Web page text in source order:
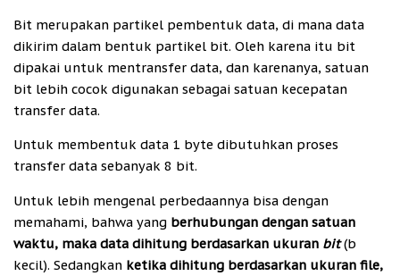
Bit merupakan partikel pembentuk data, di mana data
dikirim dalam bentuk partikel bit. Oleh karena itu bit
dipakai untuk mentransfer data, dan karenanya, satuan
bit lebih cocok digunakan sebagai satuan kecepatan
transfer data.
Untuk membentuk data 1 byte dibutuhkan proses
transfer data sebanyak 8 bit.
Untuk lebih mengenal perbedaannya bisa dengan
memahami, bahwa yang berhubungan dengan satuan
waktu, maka data dihitung berdasarkan ukuran bit (b
kecil). Sedangkan ketika dihitung berdasarkan ukuran file,